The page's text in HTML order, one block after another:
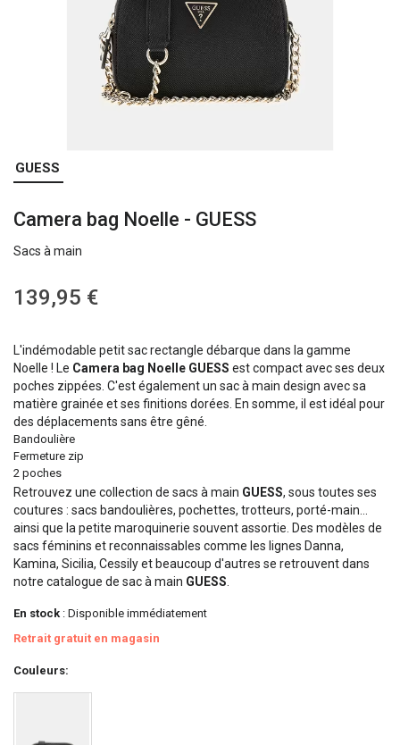
Skip
to
beginning
the
gallery
GUESS
Camera bag Noelle - GUESS
Sacs à main
139,95 €
L'indémodable petit sac rectangle débarque dans la gamme
Noelle ! Le Camera bag Noelle GUESS est compact avec ses deux
poches zippées. C'est également un sac à main design avec sa
matière grainée et ses finitions dorées. En somme, il est idéal pour
des déplacements sans être gêné.
Bandoulière
Fermeture zip
2 poches
Retrouvez une collection de sacs à main GUESS, sous toutes ses
coutures : sacs bandoulières, pochettes, trotteurs, porté-main...
ainsi que la petite maroquinerie souvent assortie. Des modèles de
sacs féminins et reconnaissables comme les lignes Danna,
Kamina, Sicilia, Cessily et beaucoup d'autres se retrouvent dans
notre catalogue de sac à main GUESS.
En stock : Disponible immédiatement
Retrait gratuit en magasin
Couleurs